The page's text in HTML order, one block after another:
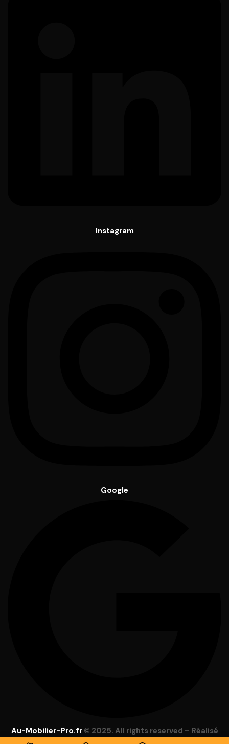
Instagram
Google
Au-Mobilier-Pro.fr© 2025. All rights reserved – Réalisé